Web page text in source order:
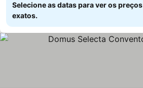
Selecione as datas para ver os preços
exatos.